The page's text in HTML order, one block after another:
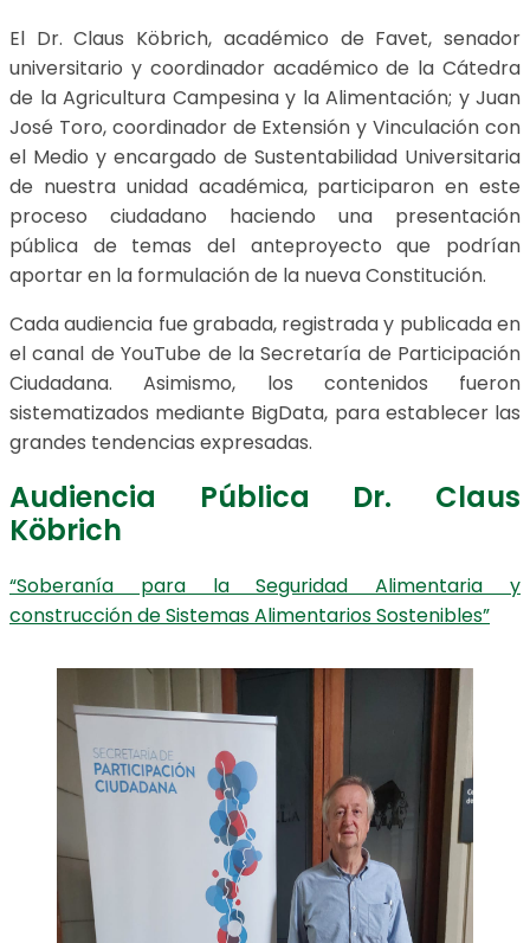
El Dr. Claus Köbrich, académico de Favet, senador
universitario y coordinador académico de la Cátedra
de la Agricultura Campesina y la Alimentación; y Juan
José Toro, coordinador de Extensión y Vinculación con
el Medio y encargado de Sustentabilidad Universitaria
de nuestra unidad académica, participaron en este
proceso ciudadano haciendo una presentación
pública de temas del anteproyecto que podrían
aportar en la formulación de la nueva Constitución.
Cada audiencia fue grabada, registrada y publicada en
el canal de YouTube de la Secretaría de Participación
Ciudadana. Asimismo, los contenidos fueron
sistematizados mediante BigData, para establecer las
grandes tendencias expresadas.
Audiencia Pública Dr. Claus
Köbrich
“Soberanía para la Seguridad Alimentaria y
construcción de Sistemas Alimentarios Sostenibles”